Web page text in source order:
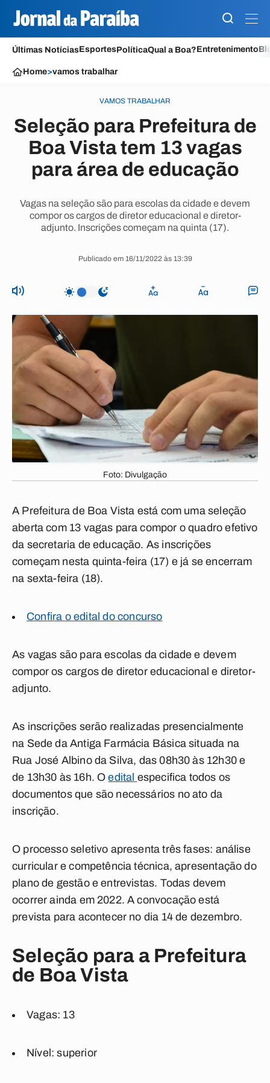
Últimas NotíciasEsportesPolíticaQual a Boa?Entretenimento
Home>vamos trabalhar
VAMOS TRABALHAR
Seleção para Prefeitura de
Boa Vista tem 13 vagas
para área de educação
Vagas na seleção são para escolas da cidade e devem
compor os cargos de diretor educacional e diretor-
adjunto. Inscrições começam na quinta (17).
Publicado em 16/11/2022 às 13:39
Foto: Divulgação
A Prefeitura de Boa Vista está com uma seleção
aberta com 13 vagas para compor o quadro efetivo
da secretaria de educação. As inscrições
começam nesta quinta-feira (17) e já se encerram
na sexta-feira (18).
Confira o edital do concurso
As vagas são para escolas da cidade e devem
compor os cargos de diretor educacional e diretor-
adjunto.
As inscrições serão realizadas presencialmente
na Sede da Antiga Farmácia Básica situada na
Rua José Albino da Silva, das 08h30 às 12h30 e
de 13h30 às 16h. Oedital especifica todos os
documentos que são necessários no ato da
inscrição.
O processo seletivo apresenta três fases: análise
curricular e competência técnica, apresentação do
plano de gestão e entrevistas. Todas devem
ocorrer ainda em 2022. A convocação está
prevista para acontecer no dia 14 de dezembro.
Seleção para a Prefeitura
de Boa Vista
Vagas: 13
Nível: superior